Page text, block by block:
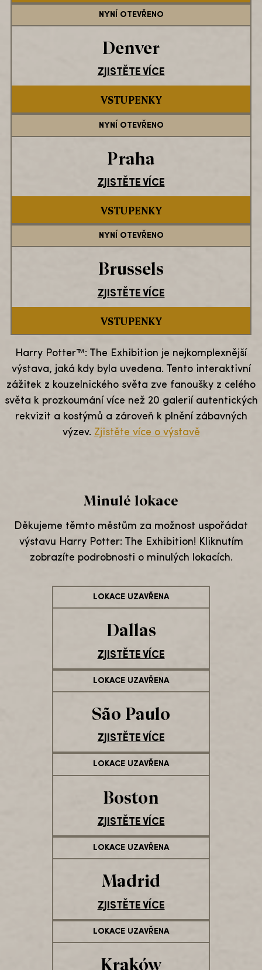
NYNÍ OTEVŘENO
Denver
ZJISTĚTE VÍCE
VSTUPENKY
NYNÍ OTEVŘENO
Praha
ZJISTĚTE VÍCE
VSTUPENKY
NYNÍ OTEVŘENO
Brussels
ZJISTĚTE VÍCE
VSTUPENKY
Harry Potter™: The Exhibition je nejkomplexnější
výstava, jaká kdy byla uvedena. Tento interaktivní
zážitek z kouzelnického světa zve fanoušky z celého
světa k prozkoumání více než 20 galerií autentických
rekvizit a kostýmů a zároveň k plnění zábavných
výzev. Zjistěte více o výstavě
Minulé lokace
Děkujeme těmto městům za možnost uspořádat
výstavu Harry Potter: The Exhibition! Kliknutím
zobrazíte podrobnosti o minulých lokacích.
LOKACE UZAVŘENA
Dallas
ZJISTĚTE VÍCE
LOKACE UZAVŘENA
São Paulo
ZJISTĚTE VÍCE
LOKACE UZAVŘENA
Boston
ZJISTĚTE VÍCE
LOKACE UZAVŘENA
Madrid
ZJISTĚTE VÍCE
LOKACE UZAVŘENA
Kraków